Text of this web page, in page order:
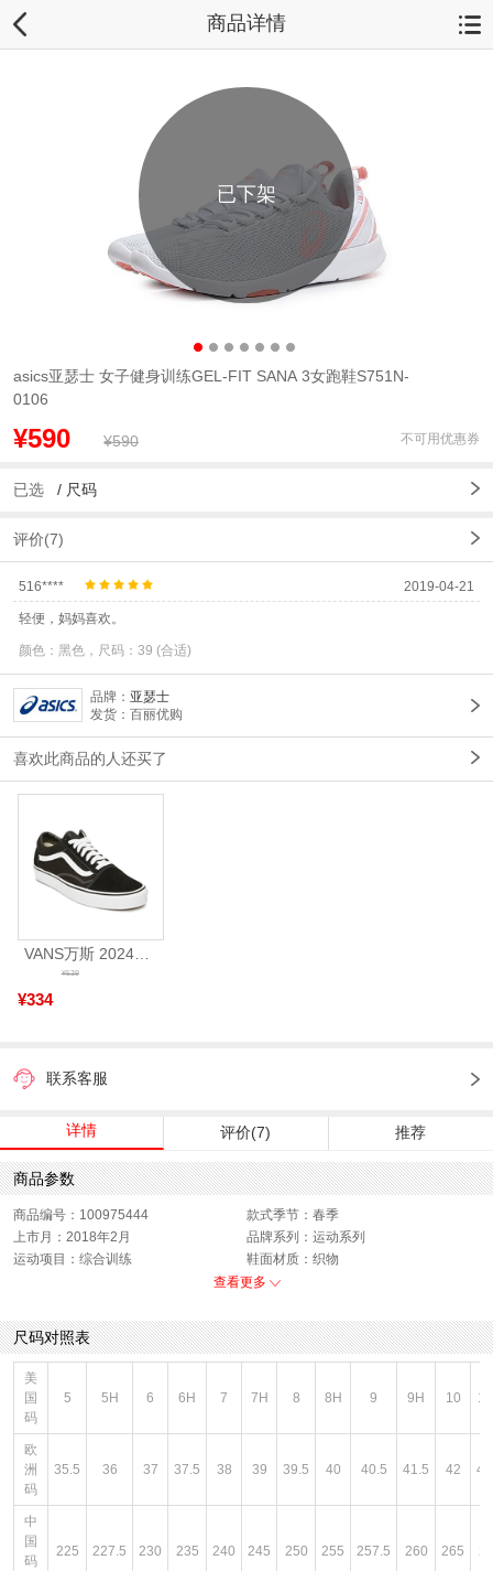
商品详情
已下架
asics亚瑟士 女子健身训练GEL-FIT SANA 3女跑鞋S751N-
0106
¥590 ¥590 不可用优惠券
已选 / 尺码
评价(7)
516**** 2019-04-21
轻便，妈妈喜欢。
颜色：黑色，尺码：39 (合适)
品牌： 亚瑟士
发货：百丽优购
喜欢此商品的人还买了
VANS万斯 2024年新款中性OldSkool帆布鞋/硫化鞋VN000D3HY28（延续款）
¥334
¥539
联系客服
详情 评价(7) 推荐
商品参数
商品编号：100975444
款式季节：春季
上市月：2018年2月
品牌系列：运动系列
运动项目：综合训练
鞋面材质：织物
适应项目：郊游,登山,训练,休闲,徒步,
适用场合：水泥地,跑道,跑步,旅游,地
板,徒步,硬地,公路
功能科技：透气
销售季：18Q1
性别：女子
货品来源：招商
渠道划分：线下同步
鞋帮：低帮
色系：白色
闭合方式：系带
查看更多
尺码对照表
美
国
码
5 5H 6 6H 7 7H 8 8H 9 9H 10
欧
洲
码
35.5 36 37 37.5 38 39 39.5 40 40.5 41.5 42
中
国
码
225 227.5 230 235 240 245 250 255 257.5 260 265